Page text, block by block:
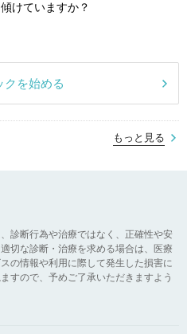
けていますか？
クを始める
もっと見る
診断行為や治療ではなく、正確性や安
切な診断・治療を求める場合は、医療
の情報や利用に際して発生した損害に
すので、予めご了承いただきますよう